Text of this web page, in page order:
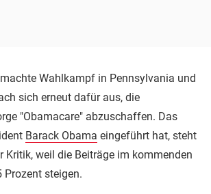
Wahlkampf in Pennsylvania und
sich erneut dafür aus, die
"Obamacare" abzuschaffen. Das
Barack Obama eingeführt hat, steht
Kritik, weil die Beiträge im kommenden
steigen.